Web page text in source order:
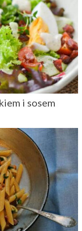
i sosem